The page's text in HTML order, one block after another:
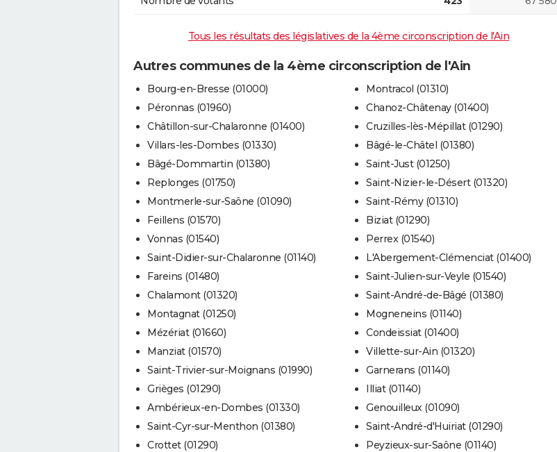
Tous les résultats des législatives de la 4ème circonscription de l'Ain
Autres communes de la 4ème circonscription de l'Ain
Bourg-en-Bresse (01000)
Péronnas (01960)
Châtillon-sur-Chalaronne (01400)
Villars-les-Dombes (01330)
Bâgé-Dommartin (01380)
Replonges (01750)
Montmerle-sur-Saône (01090)
Feillens (01570)
Vonnas (01540)
Saint-Didier-sur-Chalaronne (01140)
Fareins (01480)
Chalamont (01320)
Montagnat (01250)
Mézériat (01660)
Manziat (01570)
Saint-Trivier-sur-Moignans (01990)
Grièges (01290)
Ambérieux-en-Dombes (01330)
Saint-Cyr-sur-Menthon (01380)
Crottet (01290)
Montracol (01310)
Chanoz-Châtenay (01400)
Cruzilles-lès-Mépillat (01290)
Bâgé-le-Châtel (01380)
Saint-Just (01250)
Saint-Nizier-le-Désert (01320)
Saint-Rémy (01310)
Biziat (01290)
Perrex (01540)
L'Abergement-Clémenciat (01400)
Saint-Julien-sur-Veyle (01540)
Saint-André-de-Bâgé (01380)
Mogneneins (01140)
Condeissiat (01400)
Villette-sur-Ain (01320)
Garnerans (01140)
Illiat (01140)
Genouilleux (01090)
Saint-André-d'Huiriat (01290)
Peyzieux-sur-Saône (01140)